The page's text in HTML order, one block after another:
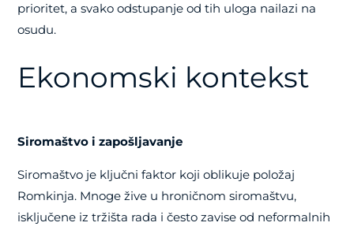
prioritet, a svako odstupanje od tih uloga nailazi na
osudu.
Ekonomski kontekst
Siromaštvo i zapošljavanje
Siromaštvo je ključni faktor koji oblikuje položaj
Romkinja. Mnoge žive u hroničnom siromaštvu,
isključene iz tržišta rada i često zavise od neformalnih